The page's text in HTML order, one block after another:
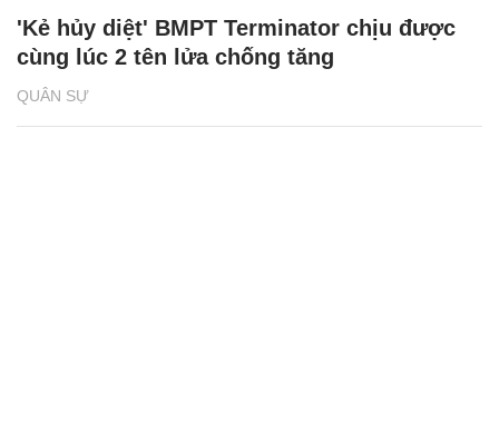
QUÂN SỰ
'Kẻ hủy diệt' BMPT Terminator chịu được
cùng lúc 2 tên lửa chống tăng